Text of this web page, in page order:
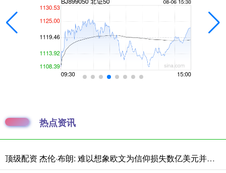
热点资讯
顶级配资 杰伦·布朗: 难以想象欧文为信仰损失数亿美元并被耐克解约有多难